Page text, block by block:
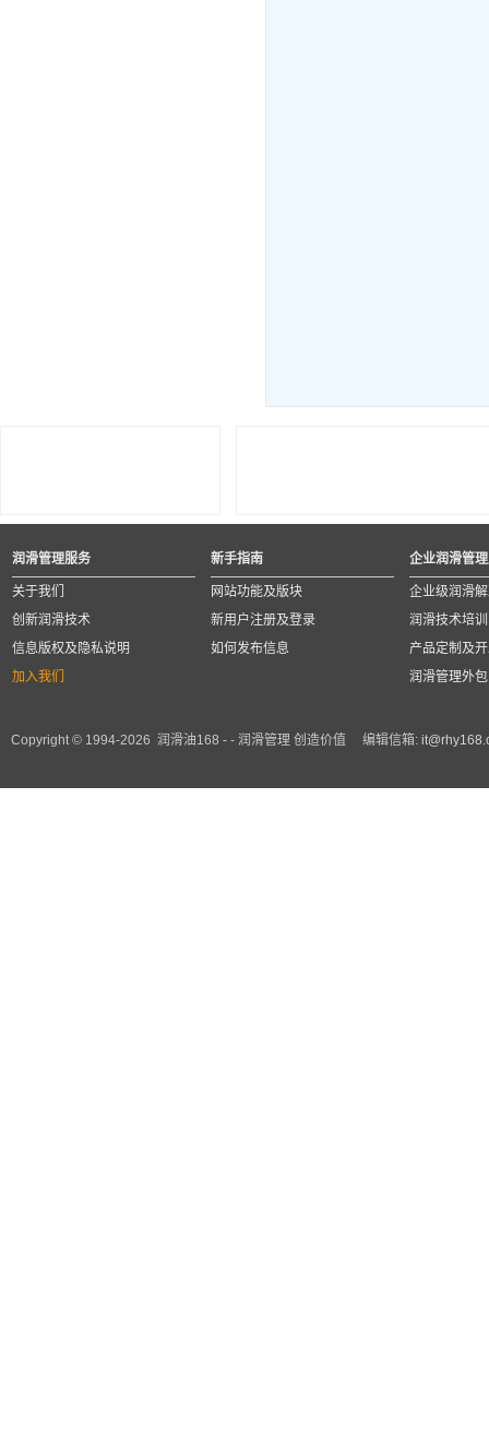
润滑管理服务
关于我们
创新润滑技术
信息版权及隐私说明
加入我们
新手指南
网站功能及版块
新用户注册及登录
如何发布信息
企业润滑管
企业级润滑
润滑技术培训
产品定制及
润滑管理外包
Copyright © 1994-2026 润滑油168 - - 润滑管理 创造价值 编辑信箱: